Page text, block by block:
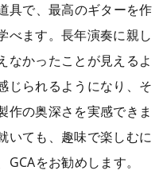
具で、最高のギターを作
べます。長年演奏に親し
なかったことが見えるよ
じられるようになり、そ
作の奥深さを実感できま
いても、趣味で楽しむに
をお勧めします。